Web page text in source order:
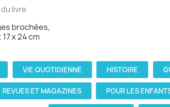
livre
brochées,
x 24 cm
VIE QUOTIDIENNE HISTOIRE
REVUES ET MAGAZINES POUR LES